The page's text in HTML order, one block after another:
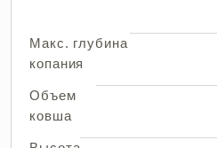
Макс. глубина
копания
Объем
ковша